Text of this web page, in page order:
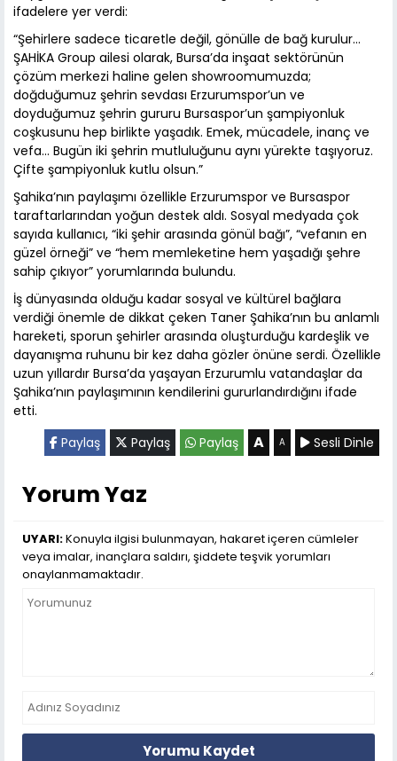
ifadelere yer verdi:
“Şehirlere sadece ticaretle değil, gönülle de bağ kurulur…
ŞAHİKA Group ailesi olarak, Bursa’da inşaat sektörünün
çözüm merkezi haline gelen showroomumuzda;
doğduğumuz şehrin sevdası Erzurumspor’un ve
doyduğumuz şehrin gururu Bursaspor’un şampiyonluk
coşkusunu hep birlikte yaşadık. Emek, mücadele, inanç ve
vefa… Bugün iki şehrin mutluluğunu aynı yürekte taşıyoruz.
Çifte şampiyonluk kutlu olsun.”
Şahika’nın paylaşımı özellikle Erzurumspor ve Bursaspor
taraftarlarından yoğun destek aldı. Sosyal medyada çok
sayıda kullanıcı, “iki şehir arasında gönül bağı”, “vefanın en
güzel örneği” ve “hem memleketine hem yaşadığı şehre
sahip çıkıyor” yorumlarında bulundu.
İş dünyasında olduğu kadar sosyal ve kültürel bağlara
verdiği önemle de dikkat çeken Taner Şahika’nın bu anlamlı
hareketi, sporun şehirler arasında oluşturduğu kardeşlik ve
dayanışma ruhunu bir kez daha gözler önüne serdi. Özellikle
uzun yıllardır Bursa’da yaşayan Erzurumlu vatandaşlar da
Şahika’nın paylaşımının kendilerini gururlandırdığını ifade
etti.
Paylaş
Paylaş Paylaş A A Sesli Dinle
Yorum Yaz
UYARI:Konuyla ilgisi bulunmayan, hakaret içeren cümleler
veya imalar, inançlara saldırı, şiddete teşvik yorumları
onaylanmamaktadır.
Yorumu Kaydet